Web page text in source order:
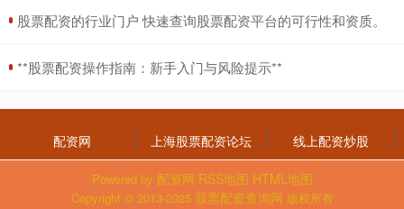
​股票配资的行业门户 快速查询股票配资平台的可行性和资质。
​**股票配资操作指南：新手入门与风险提示**
配资网 上海股票配资论坛 线上配资炒股
Powered by 配资网 RSS地图 HTML地图
Copyright © 2013-2025 股票配资查询网 版权所有